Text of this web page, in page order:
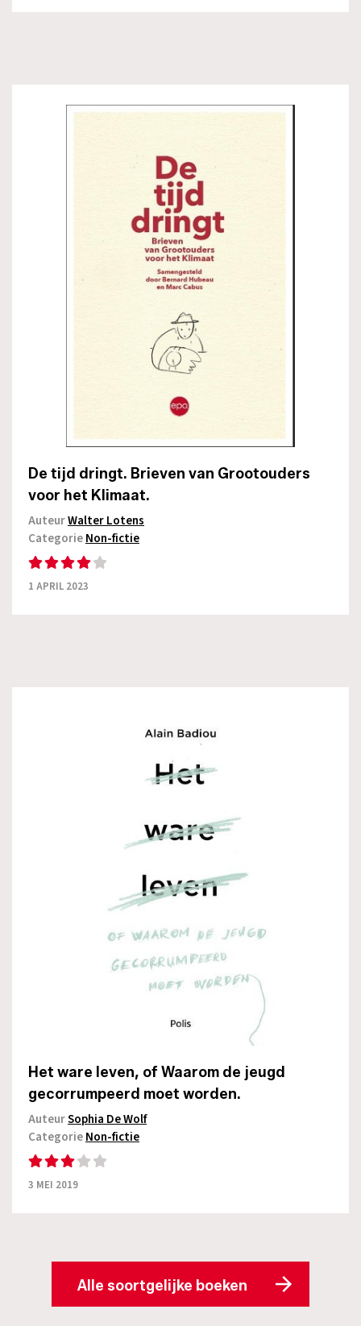
De tijd dringt. Brieven van Grootouders
voor het Klimaat.
AuteurWalter Lotens
CategorieNon-fictie
1 APRIL 2023
Het ware leven, of Waarom de jeugd
gecorrumpeerd moet worden.
AuteurSophia De Wolf
CategorieNon-fictie
3 MEI 2019
Alle soortgelijke boeken